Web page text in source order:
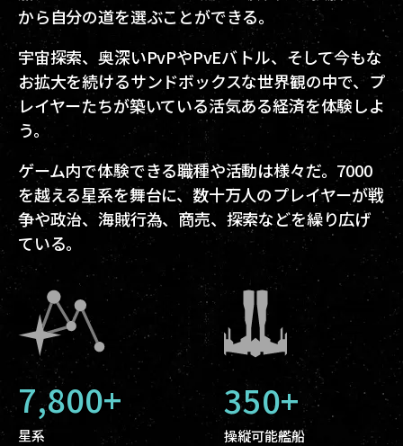
から自分の道を選ぶことができる。
宇宙探索、奥深いPvPやPvEバトル、そして今もな
お拡大を続けるサンドボックスな世界観の中で、プ
レイヤーたちが築いている活気ある経済を体験しよ
う。
ゲーム内で体験できる職種や活動は様々だ。7000
を越える星系を舞台に、数十万人のプレイヤーが戦
争や政治、海賊行為、商売、探索などを繰り広げ
ている。
7,800+
星系
350+
操縦可能艦船